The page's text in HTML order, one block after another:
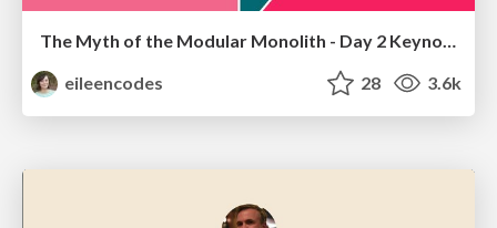
The Myth of the Modular Monolith - Day 2 Keynote - Rails World 2024
eileencodes
28 3.6k